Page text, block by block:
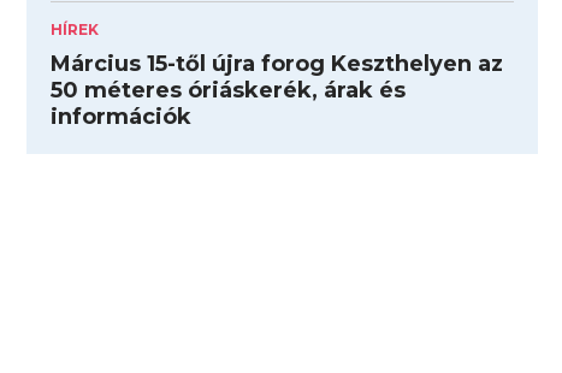
HÍREK
Március 15-től újra forog Keszthelyen az
50 méteres óriáskerék, árak és
információk